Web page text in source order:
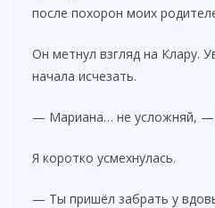
после похорон моих
Он метнул взгляд на Клару.
начала исчезать.
— Мариана… не усложняй, —
Я коротко усмехнулась.
— Ты пришёл забрать у